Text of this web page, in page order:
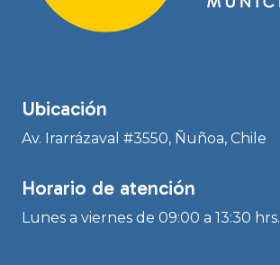
Ubicación
Av. Irarrázaval #3550, Ñuñoa, Chile
Horario de atención
Lunes a viernes de 09:00 a 13:30 hrs.